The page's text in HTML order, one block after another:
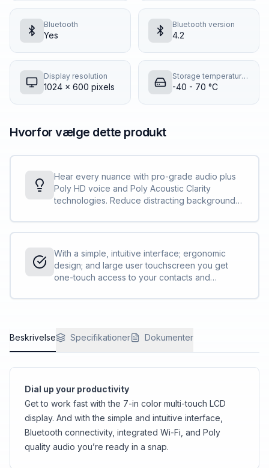
Bluetooth
Yes
Bluetooth version
4.2
Display resolution
1024 x 600 pixels
Storage temperature (T-T)
-40 - 70 °C
Hvorfor vælge dette produkt
Hear every nuance with pro-grade audio plus
Poly HD voice and Poly Acoustic Clarity
technologies. Reduce distracting background
With a simple, intuitive interface; ergonomic
design; and large user touchscreen you get
one-touch access to your contacts and
Beskrivelse Specifikationer Dokumenter
Dial up your productivity
Get to work fast with the 7-in color multi-touch LCD
display. And with the simple and intuitive interface,
Bluetooth connectivity, integrated Wi-Fi, and Poly
quality audio you’re ready in a snap.